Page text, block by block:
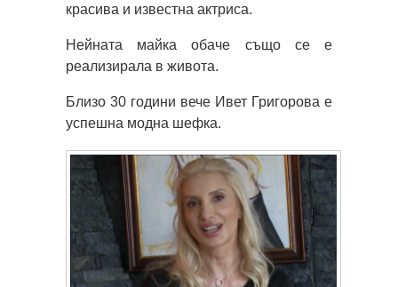
красива и известна актриса.
Нейната майка обаче също се е
реализирала в живота.
Близо 30 години вече Ивет Григорова е
успешна модна шефка.